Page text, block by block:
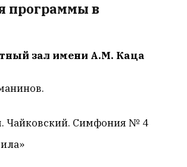
программы в
зал имени А.М. Каца
Чайковский. Симфония № 4